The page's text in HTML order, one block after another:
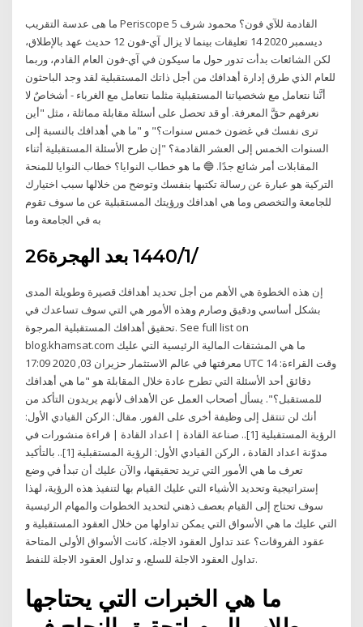
ما هى عدسة التقريب Periscope القادمة للآي فون؟ محمود شرف 5
ديسمبر 2020 14 تعليقات بينما لا يزال آي-فون 12 حديث عهد بالإطلاق،
لكن الشائعات بدأت تدور حول ما سيكون في آي-فون العام القادم، وربما
للعام الذي طرق إدارة أهدافك من أجل ذاتك المستقبلية لقد وجد الباحثون
أنَّنا نتعامل مع شخصياتنا المستقبلية مثلما نتعامل مع الغرباء - أشخاصٌ لا
نعرفهم حقَّ المعرفة. أو قد تحصل على أسئلة مقابلة مماثلة ، مثل "أين
ترى نفسك في غضون خمس سنوات؟" و "ما هي أهدافك بالنسبة إلى
السنوات الخمس إلى العشر القادمة؟ "إن طرح الأسئلة المستقبلية أثناء
المقابلات أمر شائع جدًا. 🔵 ما هو خطاب النوايا؟ خطاب النوايا للمنحة
التركية هو عبارة عن رسالة تكتبها بنفسك وتوضح من خلالها سبب اختيارك
للجامعة والتخصص وما هي اهدافك ورؤيتك المستقبلية عن ما سوف تقوم
به في الجامعة وما
26‏‏/1‏‏/1440 بعد الهجرة
إن هذه الخطوة هي الأهم من أجل تحديد أهدافك قصيرة وطويلة المدى
بشكل أساسي ودقيق وصارم وهذه الأمور هي التي سوف تساعدك في
تحقيق أهدافك المستقبلية المرجوة. See full list on
blog.khamsat.com ما هي المشتقات المالية الرئيسية التي عليك
معرفتها في عالم الاستثمار حزيران 03, 2020 17:09 UTC وقت القراءة: 14
دقائق أحد الأسئلة التي تطرح عادة خلال المقابلة هو "ما هي أهدافك
للمستقبل؟". يسأل أصحاب العمل عن الأهداف لأنهم يريدون التأكد من
أنك لن تنتقل إلى وظيفة أخرى على الفور. مقال: الركن القيادي الأول:
الرؤية المستقبلية [1].. صناعة القادة | اعداد القادة | قراءة منشورات في
مدوّنة اعداد القادة ، الركن القيادي الأول: الرؤية المستقبلية [1].. بالتأكيد
تعرف ما هي الأمور التي تريد تحقيقها، والآن عليك أن تبدأ في وضع
إستراتيجية وتحديد الأشياء التي عليك القيام بها لتنفيذ هذه الرؤية، لهذا
سوف تحتاج إلى القيام بعصف ذهني لتحديد الخطوات والمهام الرئيسية
التي عليك ما هي الأسواق التي يمكن تداولها من خلال العقود المستقبلية و
عقود الفروقات؟ عند تداول العقود الاجلة، كانت الأسواق الأولى المتاحة
تداول العقود الاجلة للسلع، و تداول العقود الاجلة للنفط.
ما هي الخبرات التي يحتاجها